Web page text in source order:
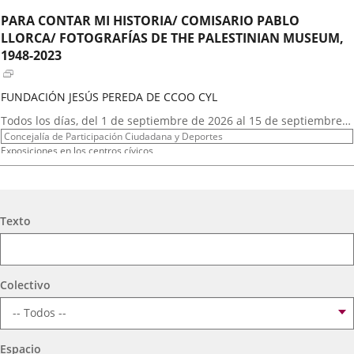
externa.externa.
PARA CONTAR MI HISTORIA/ COMISARIO PABLO
LLORCA/ FOTOGRAFÍAS DE THE PALESTINIAN MUSEUM,
1948-2023
FUNDACIÓN JESÚS PEREDA DE CCOO CYL
Fechas
del
evento
Todos los días, del 1 de septiembre de 2026 al 15 de septiembre
de 2026
Organizador
de
Concejalía de Participación Ciudadana y Deportes
Programa
Exposiciones en los centros cívicos
Espacio
Centro Cívico Zona Sur
GRUPO DE TEATRO LA MASCARA
del
evento
Organizador
de
actividad
Concejalía de Participación Ciudadana y Deportes
Programa
Muestras de Teatro Vecinal, Cultura Tradicional y Actividades Culturales y de
Ocio Infantil 2026
Espacio
Centro Cívico Zona Sur
Búsqueda
Texto
Colectivo
Espacio